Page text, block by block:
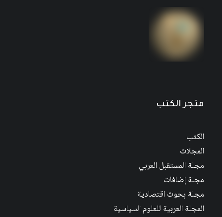
متجر الكتب
الكتب
المجلات
مجلة المستقبل العربي
مجلة إضافات
مجلة بحوث اقتصادية
المجلة العربية للعلوم السياسية